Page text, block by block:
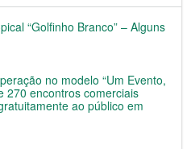
“Golfinho Branco” – Alguns
no modelo “Um Evento,
270 encontros comerciais
ao público em